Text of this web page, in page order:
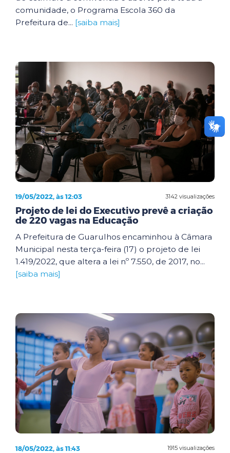
comunidade, o Programa Escola 360 da
Prefeitura de... [saiba mais]
3142 visualizações
19/05/2022, às 12:03
Projeto de lei do Executivo prevê a criação
de 220 vagas na Educação
A Prefeitura de Guarulhos encaminhou à Câmara
Municipal nesta terça-feira (17) o projeto de lei
1.419/2022, que altera a lei nº 7.550, de 2017, no...
[saiba mais]
1915 visualizações
18/05/2022, às 11:43